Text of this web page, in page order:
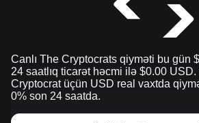
Canlı The Cryptocrats qiyməti bu gün
24 saatlıq ticarət həcmi ilə $0.00
Cryptocrat üçün USD real vaxtda
0% son 24 saatda.